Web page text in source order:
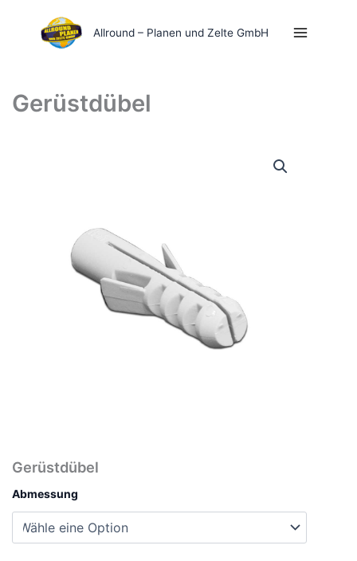
Inhalt
springen
Allround – Planen und Zelte GmbH
Gerüstdübel
Gerüstdübel
Abmessung